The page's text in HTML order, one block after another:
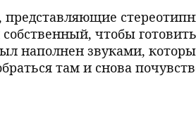
чтобы
наполнен звуками,
там и снова